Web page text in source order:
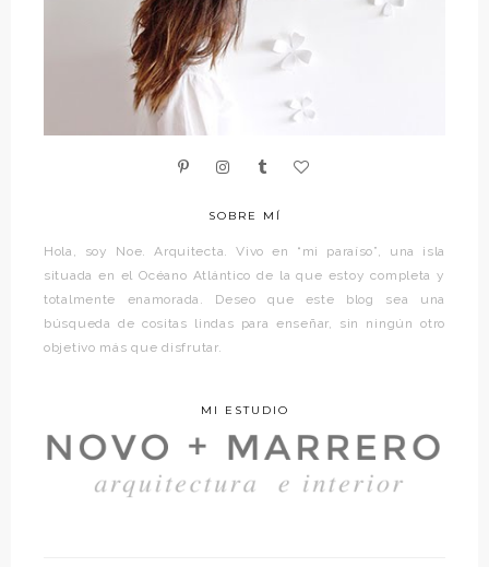
SOBRE MÍ
Hola, soy Noe. Arquitecta. Vivo en “mi paraíso”, una isla
situada en el Océano Atlántico de la que estoy completa y
totalmente enamorada. Deseo que este blog sea una
búsqueda de cositas lindas para enseñar, sin ningún otro
objetivo más que disfrutar.
MI ESTUDIO